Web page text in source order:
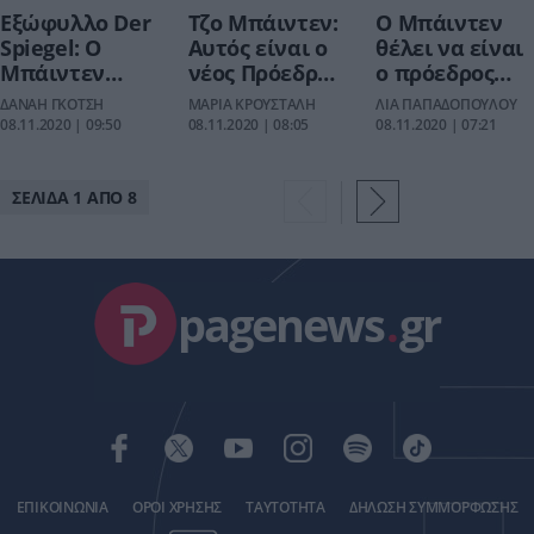
Eξώφυλλo Der
Spiegel: Ο
Μπάιντεν
ξαναβάζει το
κεφάλι στο
ΔΑΝΑΗ ΓΚΟΤΣΗ
08.11.2020 | 09:50
Τζο Μπάιντεν:
Αυτός είναι ο
νέος Πρόεδρος
των
Ηνωμένων
ΜΑΡΙΑ ΚΡΟΥΣΤΑΛΗ
08.11.2020 | 08:05
Ο Μπάιντεν
θέλει να είναι
ο πρόεδρος
που θα ενώσει
- «Ήρθε η ώρα
την Αμερική»
ΛΙΑ ΠΑΠΑΔΟΠΟΥΛΟΥ
08.11.2020 | 07:21
ΣΕΛΙΔΑ 1 ΑΠΟ 8
pagenews.gr
ΕΠΙΚΟΙΝΩΝΙΑ ΟΡΟΙ ΧΡΗΣΗΣ ΤΑΥΤΟΤΗΤΑ ΔΗΛΩΣΗ ΣΥΜΜΟΡΦΩΣΗΣ